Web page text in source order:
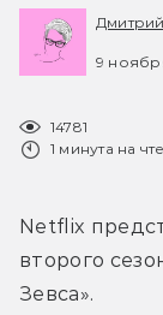
9
14781
1 минута на
Netflix
второго
Зевса».